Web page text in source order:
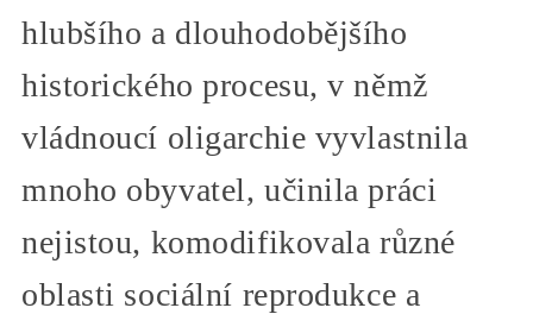
hlubšího a dlouhodobějšího
historického procesu, v němž
vládnoucí oligarchie vyvlastnila
mnoho obyvatel, učinila práci
nejistou, komodifikovala různé
oblasti sociální reprodukce a